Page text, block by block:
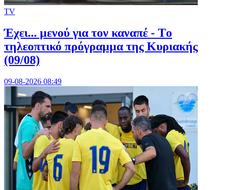
TV
Έχει... μενού για τον καναπέ - Tο
τηλεοπτικό πρόγραμμα της Κυριακής
(09/08)
09-08-2026 08:49